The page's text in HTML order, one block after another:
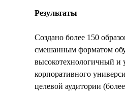
Результаты
Создано более 150
смешанным форматом
высокотехнологичный и
корпоративного
целевой аудитории